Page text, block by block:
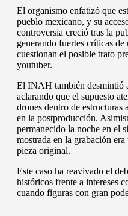
El organismo enfatizó que
pueblo mexicano, y su
controversia creció tras la
generando fuertes críticas
cuestionan el posible trato
youtuber.
El INAH también desmintió
aclarando que el supuesto
drones dentro de estructuras
en la postproducción.
permanecido la noche en el
mostrada en la grabación
pieza original.
Este caso ha reavivado el
históricos frente a intereses
cuando figuras con gran